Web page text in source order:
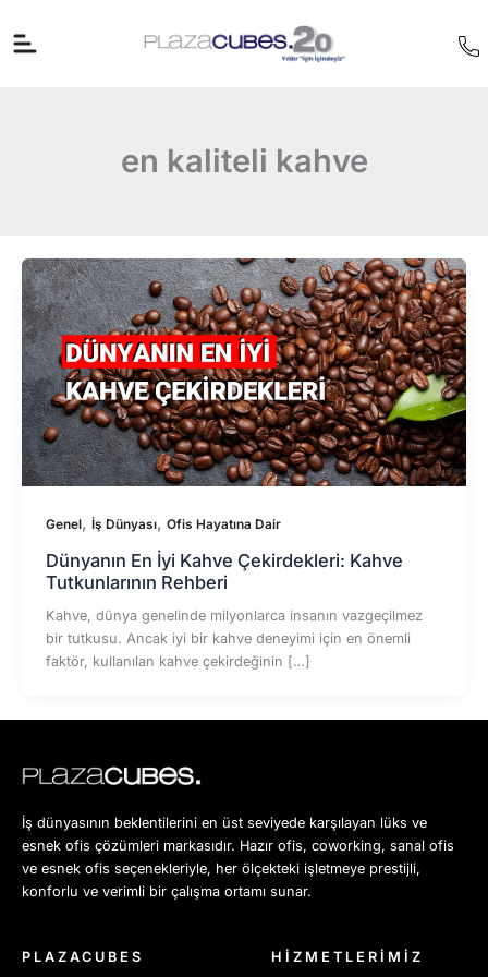
atla
en kaliteli kahve
Genel, İş Dünyası, Ofis Hayatına Dair
Dünyanın En İyi Kahve Çekirdekleri: Kahve
Tutkunlarının Rehberi
Kahve, dünya genelinde milyonlarca insanın vazgeçilmez
bir tutkusu. Ancak iyi bir kahve deneyimi için en önemli
faktör, kullanılan kahve çekirdeğinin […]
İş dünyasının beklentilerini en üst seviyede karşılayan lüks ve
esnek ofis çözümleri markasıdır. Hazır ofis, coworking, sanal ofis
ve esnek ofis seçenekleriyle, her ölçekteki işletmeye prestijli,
konforlu ve verimli bir çalışma ortamı sunar.
PLAZACUBES HİZMETLERİMİZ